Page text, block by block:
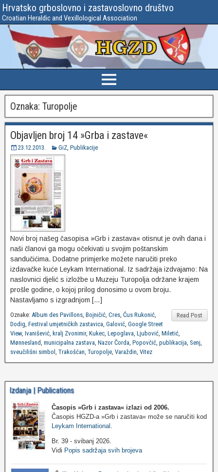
Hrvatsko grboslovno i zastavoslovno društvo
Croatian Heraldic and Vexillological Association
Oznaka: Turopolje
Objavljen broj 14 »Grba i zastave«
23.12.2013. GiZ, Publikacije
Novi broj našeg časopisa »Grb i zastava« otisnut je ovih dana i
naši članovi ga mogu očekivati u svojim poštanskim
sandučićima. Dodatne primjerke možete naručiti preko
izdavačke kuće Leykam International. Iz sadržaja izdvajamo: Na
naslovnici djelić s izložbe u Muzeju Turopolja održane krajem
prošle godine, o kojoj prilog donosimo u ovom broju.
Nastavljamo s izgradnjom […]
Read Post
Oznake: Album des Pavillons, Bojničić, Cres, Ćus Rukonić,
Dodig, Festival umjetničkih zastavica, Galović, Google Street
View, Ivanišević, kralj Zvonimir, Kukec, Lepoglava, Ljubović, Miletić,
Mønnesland, municipalna zastava, Nazor Čorda, Popovčić, publikacija, Senj,
sveučilišni simbol , Trakošćan, Turopolje, Varaždin, Vitez
Izdanja | Publications
Časopis »Grb i zastava« izlazi od 2006.
Časopis HGZD-a »Grb i zastava« može se naručiti kod
Leykam International
Br. 39 - svibanj 2026.
Vidi Popis sadržaja svih brojeva